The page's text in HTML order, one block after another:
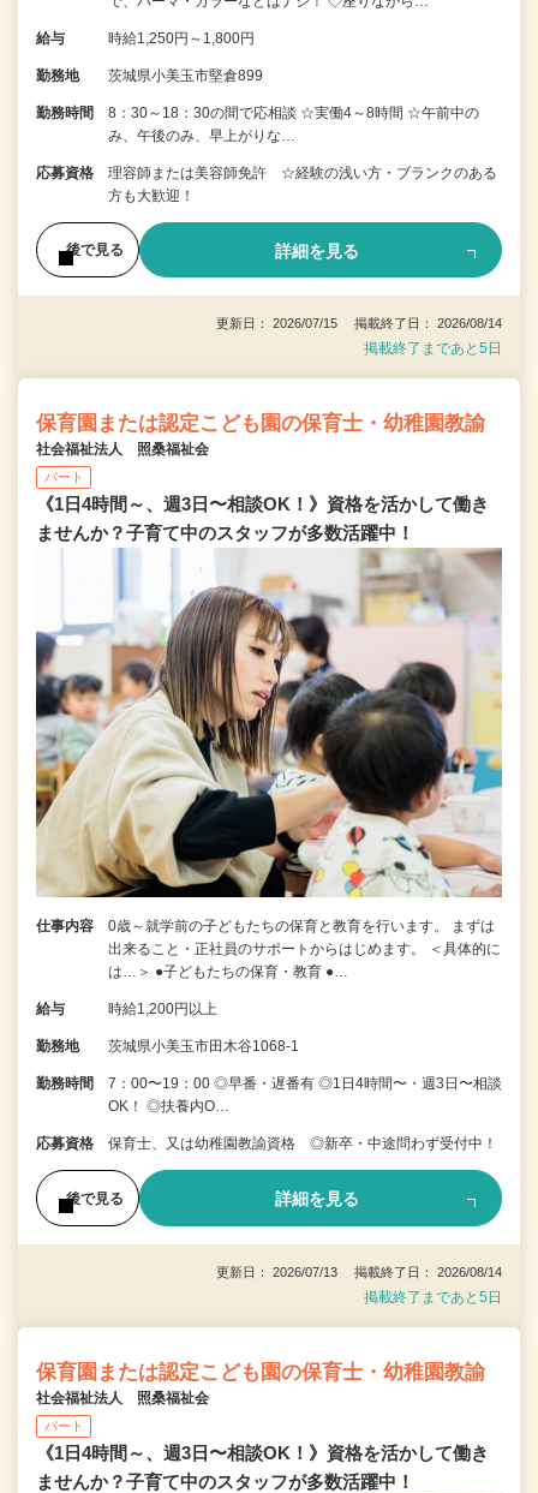
給与 時給1,250円～1,800円
勤務地 茨城県小美玉市堅倉899
勤務時間
8：30～18：30の間で応相談 ☆実働4～8時間 ☆午前中の
み、午後のみ、早上がりな…
応募資格
理容師または美容師免許 ☆経験の浅い方・ブランクのある
方も大歓迎！
後で見る 詳細を見る
更新日： 2026/07/15 掲載終了日： 2026/08/14
掲載終了まであと5日
保育園または認定こども園の保育士・幼稚園教諭
社会福祉法人 照桑福祉会
パート
《1日4時間～、週3日〜相談OK！》資格を活かして働き
ませんか？子育て中のスタッフが多数活躍中！
仕事内容
0歳～就学前の子どもたちの保育と教育を行います。 まずは
出来ること・正社員のサポートからはじめます。 ＜具体的に
は…＞ ●子どもたちの保育・教育 ●…
給与 時給1,200円以上
勤務地 茨城県小美玉市田木谷1068-1
勤務時間
7：00〜19：00 ◎早番・遅番有 ◎1日4時間〜・週3日〜相談
OK！ ◎扶養内O…
応募資格 保育士、又は幼稚園教諭資格 ◎新卒・中途問わず受付中！
後で見る 詳細を見る
更新日： 2026/07/13 掲載終了日： 2026/08/14
掲載終了まであと5日
保育園または認定こども園の保育士・幼稚園教諭
社会福祉法人 照桑福祉会
パート
《1日4時間～、週3日〜相談OK！》資格を活かして働き
ませんか？子育て中のスタッフが多数活躍中！